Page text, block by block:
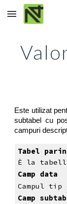
Skip to main
Este utilizat
subtabel cu
campuri
Tabel
È la
Camp data
Campul
Camp